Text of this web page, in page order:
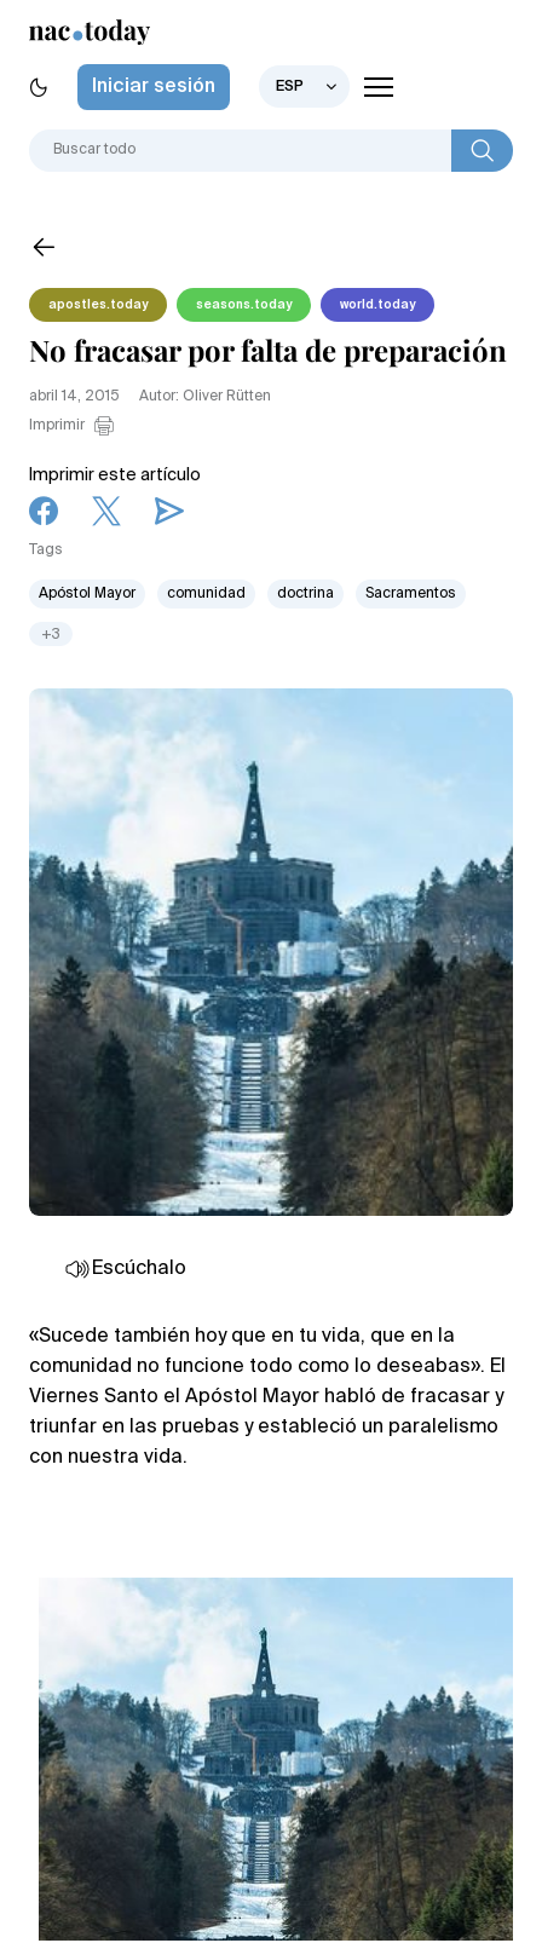
Iniciar sesión ESP
apostles.today seasons.today world.today
No fracasar por falta de preparación
abril 14, 2015
Autor: Oliver Rütten
Imprimir
Imprimir este artículo
Tags
Apóstol Mayor comunidad doctrina Sacramentos
+3
Escúchalo
«Sucede también hoy que en tu vida, que en la
comunidad no funcione todo como lo deseabas». El
Viernes Santo el Apóstol Mayor habló de fracasar y
triunfar en las pruebas y estableció un paralelismo
con nuestra vida.